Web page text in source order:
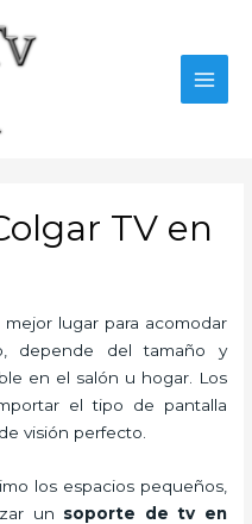
TV en
lugar para acomodar
depende del tamaño y
en el salón u hogar. Los
el tipo de pantalla
visión perfecto.
los espacios pequeños,
un soporte de tv en